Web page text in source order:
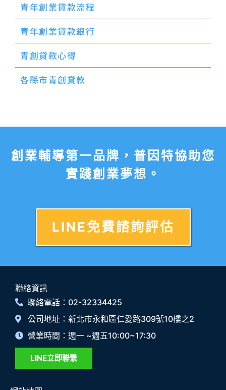
青年創業貸款流程
青年創業貸款銀行
青創貸款心得
各縣市青創貸款
創業輔導第一品牌，普因特協助您
實踐創業夢想。
LINE免費諮詢評估
聯絡資訊
聯絡電話：02-32334425
公司地址：新北市永和區仁愛路309號10樓之2
營業時間：週一 ~週五10:00~17:30
LINE立即聯繫